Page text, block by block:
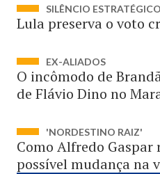
SILÊNCIO ESTRATÉGICO
Lula preserva o voto
EX-ALIADOS
O incômodo de
de Flávio Dino no
'NORDESTINO RAIZ'
Como Alfredo Gaspar
possível mudança na